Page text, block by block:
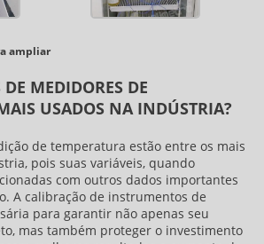
ampliar
MEDIDORES DE
USADOS NA INDÚSTRIA?
de temperatura estão entre os mais
pois suas variáveis, quando
com outros dados importantes
A calibração de instrumentos de
para garantir não apenas seu
mas também proteger o investimento